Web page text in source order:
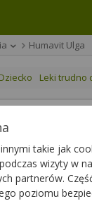
Humavit Ulga
Dziecko Leki trudno
takie jak
wizyty w
partnerów.
poziomu